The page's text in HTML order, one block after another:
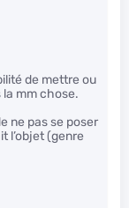
de mettre ou
la mm chose.
ne pas se poser
l’objet (genre